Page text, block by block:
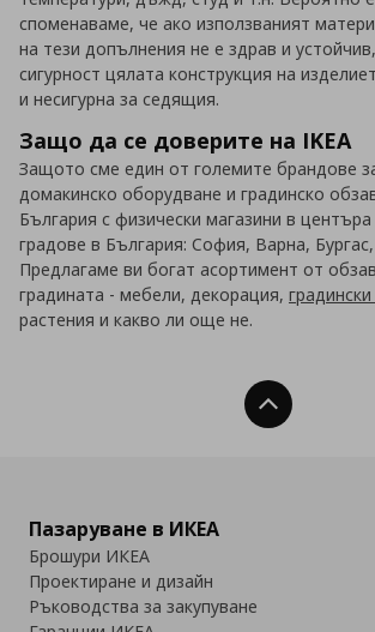
споменаваме, че ако използваният
на тези допълнения не е здрав и
сигурност цялата конструкция на
и несигурна за седящия.
Защо да се доверите на IKEA
Защото сме един от големите брандове
домакинско оборудване и градинско
България с физически магазини в
градове в България: София, Варна,
Предлагаме ви богат асортимент от
градината - мебели, декорация,
растения и какво ли още не.
Нагоре
Пазаруване в ИКЕА
Брошури ИКЕА
Проектиране и дизайн
Ръководства за закупуване